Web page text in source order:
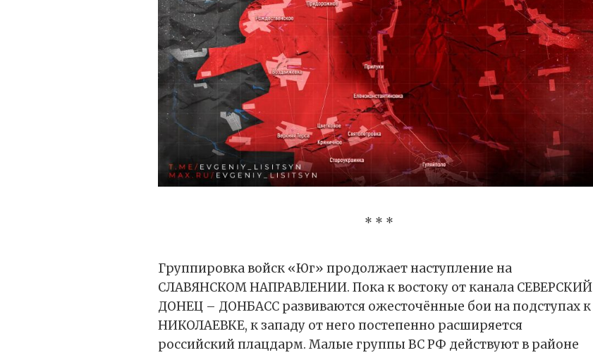
* * *
Группировка войск «Юг» продолжает наступление на
СЛАВЯНСКОМ НАПРАВЛЕНИИ. Пока к востоку от канала СЕВЕРСКИЙ
ДОНЕЦ – ДОНБАСС развиваются ожесточённые бои на подступах к
НИКОЛАЕВКЕ, к западу от него постепенно расширяется
российский плацдарм. Малые группы ВС РФ действуют в районе